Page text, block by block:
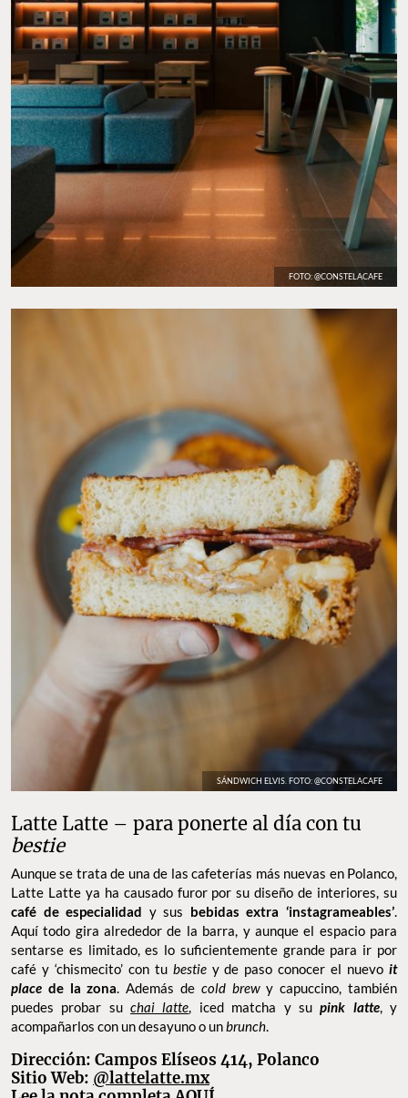
FOTO: @CONSTELACAFE
SÁNDWICH ELVIS. FOTO: @CONSTELACAFE
Latte Latte – para ponerte al día con tu
bestie
Aunque se trata de una de las cafeterías más nuevas en Polanco,
Latte Latte ya ha causado furor por su diseño de interiores, su
café de especialidad y sus bebidas extra ‘instagrameables’.
Aquí todo gira alrededor de la barra, y aunque el espacio para
sentarse es limitado, es lo suficientemente grande para ir por
café y ‘chismecito’ con tu bestiey de paso conocer el nuevoit
place de la zona. Además de cold brewy capuccino, también
puedes probar suchai latte, iced matcha y supink latte, y
acompañarlos con un desayuno o unbrunch.
Dirección: Campos Elíseos 414, Polanco
Sitio Web: @lattelatte.mx